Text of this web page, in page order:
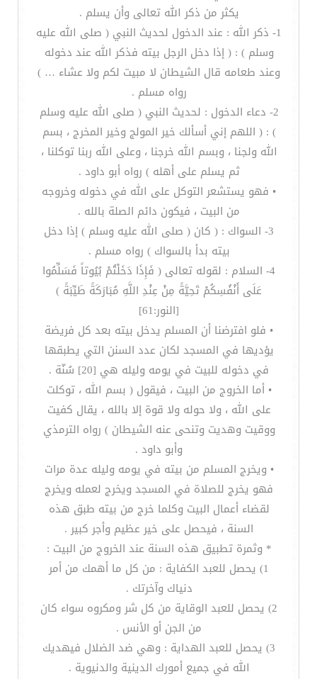
يكثر من ذكر الله تعالى وأن يسلم .
1- ذكر الله : عند الدخول لحديث النبي ( صلى الله عليه
وسلم ) : ( إذا دخل الرجل بيته فذكر الله عند دخوله
وعند طعامه قال الشيطان لا مبيت لكم ولا عشاء … )
رواه مسلم .
2- دعاء الدخول : لحديث النبي ( صلى الله عليه وسلم
) : ( اللهم إني أسألك خير المولج وخير المخرج ، بسم
الله ولجنا ، وبسم الله خرجنا ، وعلى الله ربنا توكلنا ،
ثم يسلم على أهله ) رواه أبو داود .
• فهو يستشعر التوكل على الله في دخوله وخروجه
من البيت ، فيكون دائم الصلة بالله .
3- السواك : ( كان ( صلى الله عليه وسلم ) إذا دخل
بيته بدأ بالسواك ) رواه مسلم .
4- السلام : لقوله تعالى ( فَإِذَا دَخَلْتُمْ بُيُوتاً فَسَلِّمُوا
عَلَى أَنْفُسِكُمْ تَحِيَّةً مِنْ عِنْدِ اللَّهِ مُبَارَكَةً طَيِّبَةً )
[النور:61]
• فلو افترضنا أن المسلم يدخل بيته بعد كل فريضة
يؤديها في المسجد لكان عدد السنن التي يطبقها
في دخوله للبيت في يومه وليله هي [20] سُنّة .
• أما الخروج من البيت ، فيقول ( بسم الله ، توكلت
على الله ، ولا حوله ولا قوة إلا بالله ، يقال كفيت
ووقيت وهديت وتنحى عنه الشيطان ) رواه الترمذي
وأبو داود .
• ويخرج المسلم من بيته في يومه وليله عدة مرات
فهو يخرج للصلاة في المسجد ويخرج لعمله ويخرج
لقضاء أعمال البيت وكلما خرج من بيته طبق هذه
السنة ، فيحصل على خير عظيم وأجر كبير .
* وثمرة تطبيق هذه السنة عند الخروج من البيت :
1) يحصل للعبد الكفاية : من كل ما أهمك من أمر
دنياك وآخرتك .
2) يحصل للعبد الوقاية من كل شر ومكروه سواء كان
من الجن أو الأنس .
3) يحصل للعبد الهداية : وهي ضد الضلال فيهديك
الله في جميع أمورك الدينية والدنيوية .